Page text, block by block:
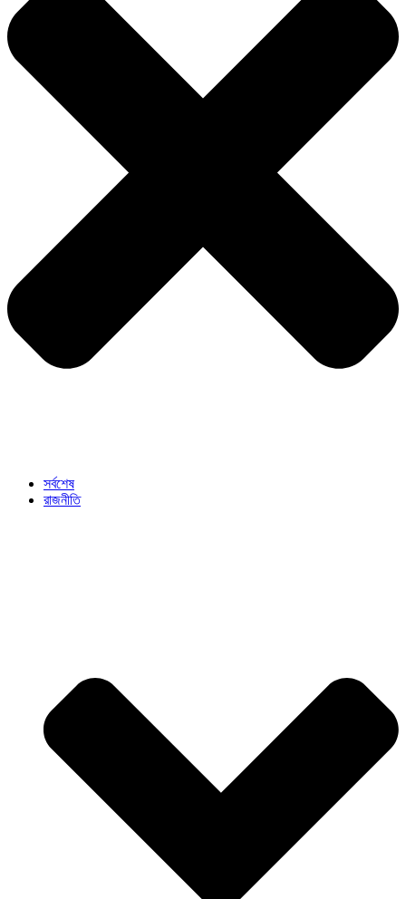
সর্বশেষ
রাজনীতি